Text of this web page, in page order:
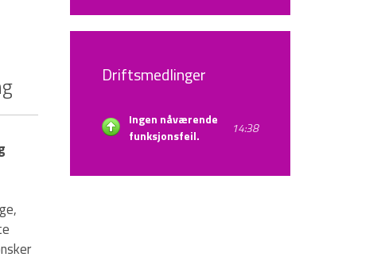
Driftsmedlinger
Ingen nåværende
funksjonsfeil.
14:38